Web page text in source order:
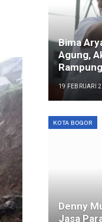
Bima
Agung,
19 FEBRUARI
KOTA BOGOR
Denny
Jasa